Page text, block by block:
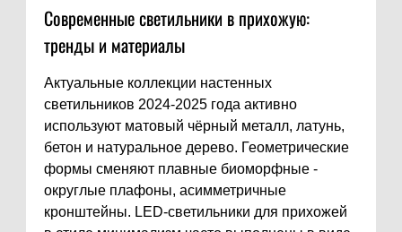
Современные светильники в прихожую:
тренды и материалы
Актуальные коллекции настенных
светильников 2024-2025 года активно
используют матовый чёрный металл, латунь,
бетон и натуральное дерево. Геометрические
формы сменяют плавные биоморфные -
округлые плафоны, асимметричные
кронштейны. LED-светильники для прихожей